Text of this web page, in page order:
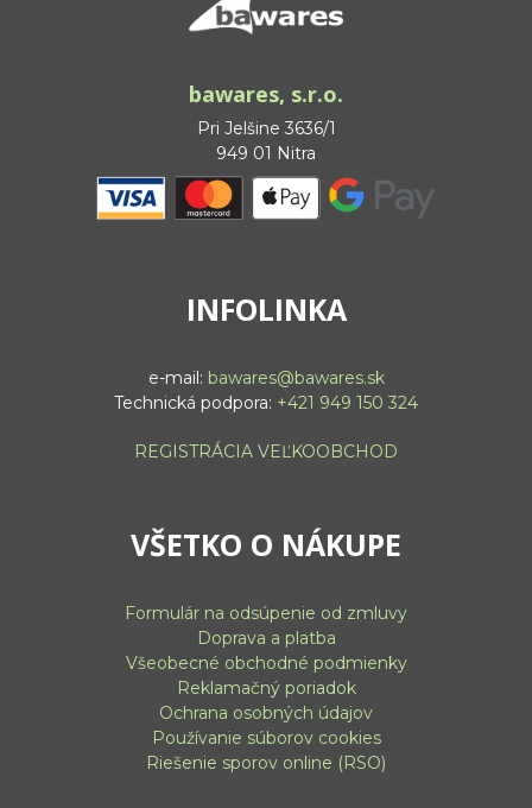
bawares, s.r.o.
Pri Jelšine 3636/1
949 01 Nitra
INFOLINKA
e-mail: bawares@bawares.sk
Technická podpora: +421 949 150 324
REGISTRÁCIA VEĽKOOBCHOD
VŠETKO O NÁKUPE
Formulár na odsúpenie od zmluvy
Doprava a platba
Všeobecné obchodné podmienky
Reklamačný poriadok
Ochrana osobných údajov
Používanie súborov cookies
Riešenie sporov online (RSO)